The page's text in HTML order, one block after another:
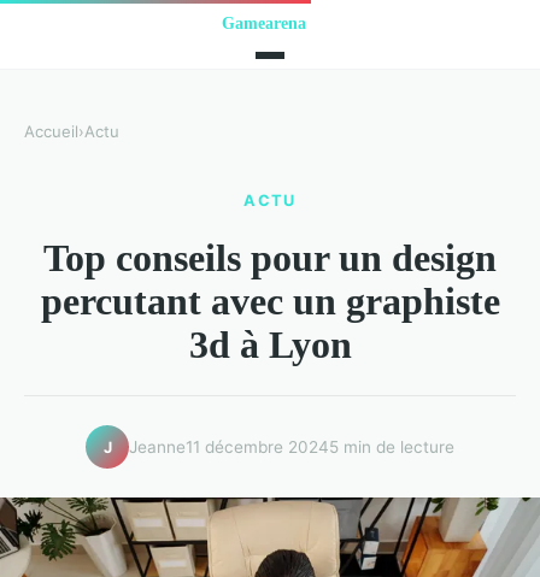
Accueil›Actu
ACTU
Top conseils pour un design
percutant avec un graphiste
3d à Lyon
J Jeanne11 décembre 20245 min de lecture